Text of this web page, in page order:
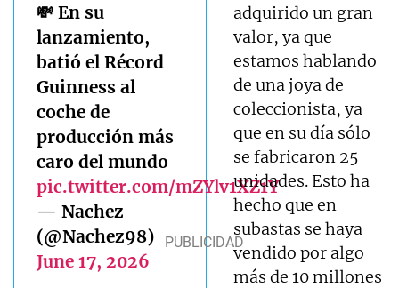
💸 En su
lanzamiento,
batió el Récord
Guinness al
coche de
producción más
caro del mundo
pic.twitter.com/mZYlv1XZ1Y
— Nachez
(@Nachez98)
June 17, 2026
adquirido un gran
valor, ya que
estamos hablando
de una joya de
coleccionista, ya
que en su día sólo
se fabricaron 25
unidades. Esto ha
hecho que en
subastas se haya
vendido por algo
más de 10 millones